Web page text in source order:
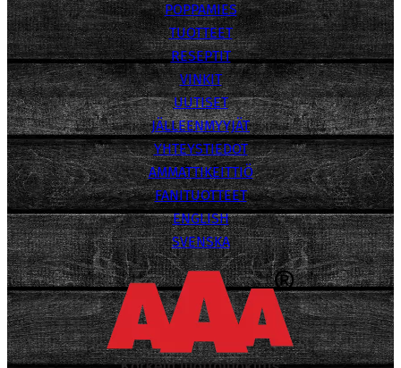
POPPAMIES
TUOTTEET
RESEPTIT
VINKIT
UUTISET
JÄLLEENMYYJÄT
YHTEYSTIEDOT
AMMATTIKEITTIÖ
FANITUOTTEET
ENGLISH
SVENSKA